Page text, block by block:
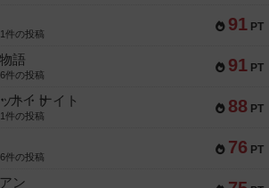
91 PT
1件の投稿
91 PT
語
6件の投稿
88 PT
ト・ナイト
1件の投稿
76 PT
6件の投稿
ン